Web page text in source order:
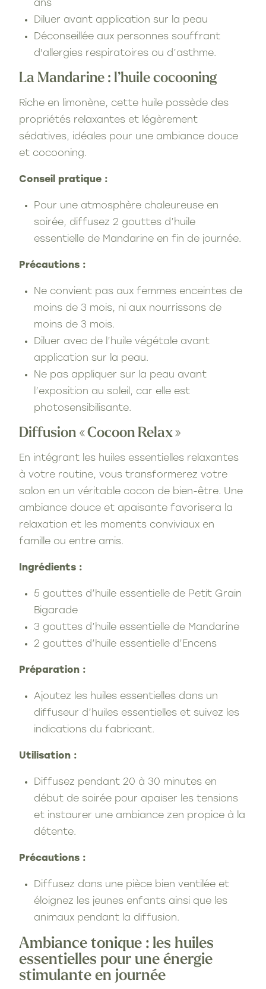
ans
Diluer avant application sur la peau
Déconseillée aux personnes souffrant
d'allergies respiratoires ou d’asthme.
La Mandarine : l’huile cocooning
Riche en limonène, cette huile possède des
propriétés relaxantes et légèrement
sédatives, idéales pour une ambiance douce
et cocooning.
Conseil pratique :
Pour une atmosphère chaleureuse en
soirée, diffusez 2 gouttes d’huile
essentielle de Mandarine en fin de journée.
Précautions :
Ne convient pas aux femmes enceintes de
moins de 3 mois, ni aux nourrissons de
moins de 3 mois.
Diluer avec de l’huile végétale avant
application sur la peau.
Ne pas appliquer sur la peau avant
l’exposition au soleil, car elle est
photosensibilisante.
Diffusion « Cocoon Relax »
En intégrant les huiles essentielles relaxantes
à votre routine, vous transformerez votre
salon en un véritable cocon de bien-être. Une
ambiance douce et apaisante favorisera la
relaxation et les moments conviviaux en
famille ou entre amis.
Ingrédients :
5 gouttes d’huile essentielle de Petit Grain
Bigarade
3 gouttes d’huile essentielle de Mandarine
2 gouttes d’huile essentielle d’Encens
Préparation :
Ajoutez les huiles essentielles dans un
diffuseur d’huiles essentielles et suivez les
indications du fabricant.
Utilisation :
Diffusez pendant 20 à 30 minutes en
début de soirée pour apaiser les tensions
et instaurer une ambiance zen propice à la
détente.
Précautions :
Diffusez dans une pièce bien ventilée et
éloignez les jeunes enfants ainsi que les
animaux pendant la diffusion.
Ambiance tonique : les huiles
essentielles pour une énergie
stimulante en journée